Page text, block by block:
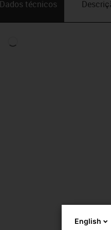
Dados técnicos
English